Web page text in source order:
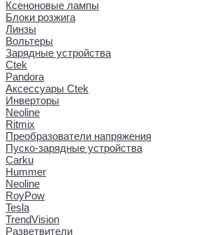
Ксеноновые лампы
Блоки розжига
Линзы
Вольтеры
Зарядные устройства
Ctek
Pandora
Аксессуары Ctek
Инверторы
Neoline
Ritmix
Преобразователи напряжения
Пуско-зарядные устройства
Carku
Hummer
Neoline
RoyPow
Tesla
TrendVision
Разветвители